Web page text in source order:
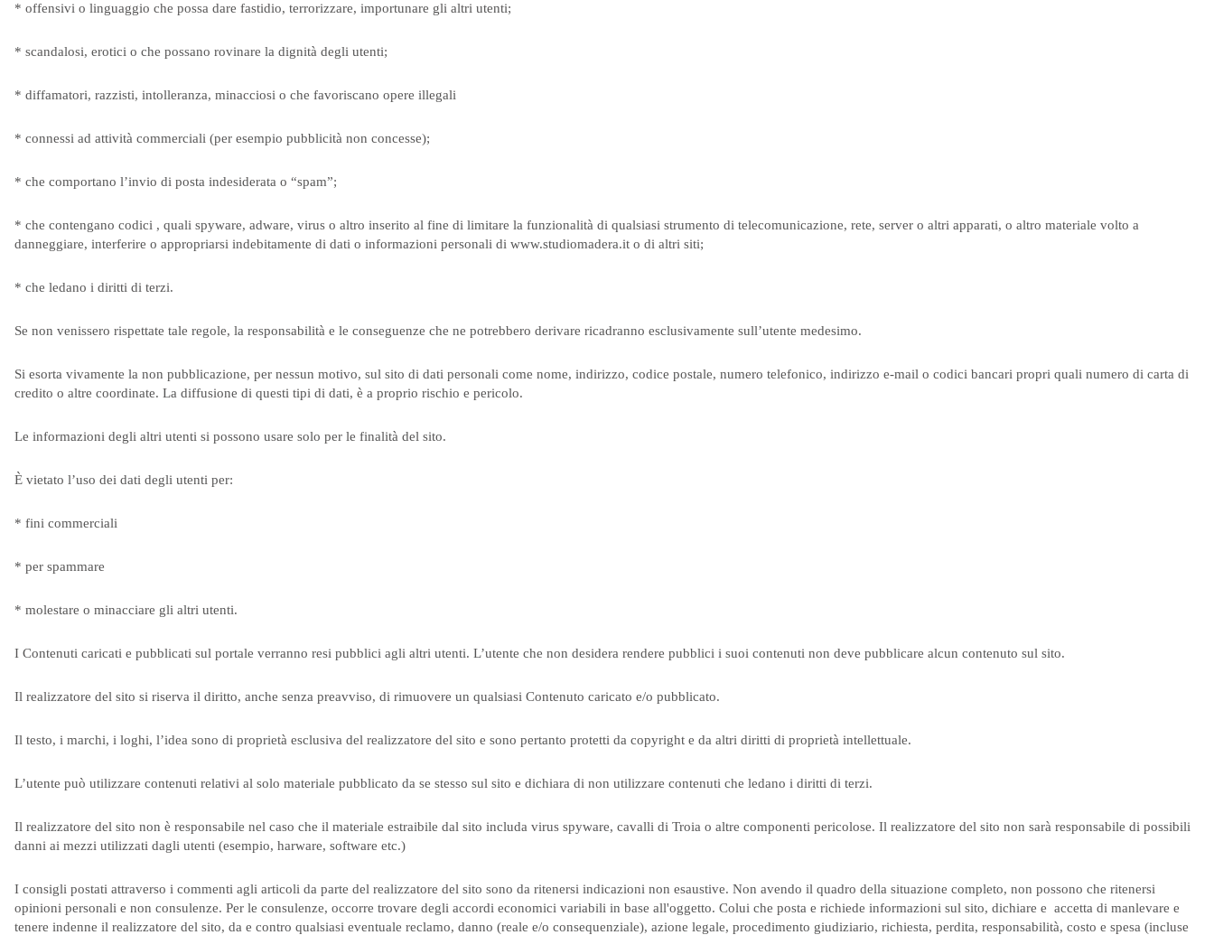
* offensivi o linguaggio che possa dare fastidio, terrorizzare, importunare gli altri utenti;
* scandalosi, erotici o che possano rovinare la dignità degli utenti;
* diffamatori, razzisti, intolleranza, minacciosi o che favoriscano opere illegali
* connessi ad attività commerciali (per esempio pubblicità non concesse);
* che comportano l’invio di posta indesiderata o “spam”;
* che contengano codici , quali spyware, adware, virus o altro inserito al fine di limitare la funzionalità di qualsiasi strumento di telecomunicazione, rete, server o altri apparati, o altro materiale volto a
danneggiare, interferire o appropriarsi indebitamente di dati o informazioni personali di www.studiomadera.it o di altri siti;
* che ledano i diritti di terzi.
Se non venissero rispettate tale regole, la responsabilità e le conseguenze che ne potrebbero derivare ricadranno esclusivamente sull’utente medesimo.
Si esorta vivamente la non pubblicazione, per nessun motivo, sul sito di dati personali come nome, indirizzo, codice postale, numero telefonico, indirizzo e-mail o codici bancari propri quali numero di carta di
credito o altre coordinate. La diffusione di questi tipi di dati, è a proprio rischio e pericolo.
Le informazioni degli altri utenti si possono usare solo per le finalità del sito.
È vietato l’uso dei dati degli utenti per:
* fini commerciali
* per spammare
* molestare o minacciare gli altri utenti.
I Contenuti caricati e pubblicati sul portale verranno resi pubblici agli altri utenti. L’utente che non desidera rendere pubblici i suoi contenuti non deve pubblicare alcun contenuto sul sito.
Il realizzatore del sito si riserva il diritto, anche senza preavviso, di rimuovere un qualsiasi Contenuto caricato e/o pubblicato.
Il testo, i marchi, i loghi, l’idea sono di proprietà esclusiva del realizzatore del sito e sono pertanto protetti da copyright e da altri diritti di proprietà intellettuale.
L’utente può utilizzare contenuti relativi al solo materiale pubblicato da se stesso sul sito e dichiara di non utilizzare contenuti che ledano i diritti di terzi.
Il realizzatore del sito non è responsabile nel caso che il materiale estraibile dal sito includa virus spyware, cavalli di Troia o altre componenti pericolose. Il realizzatore del sito non sarà responsabile di possibili
danni ai mezzi utilizzati dagli utenti (esempio, harware, software etc.)
I consigli postati attraverso i commenti agli articoli da parte del realizzatore del sito sono da ritenersi indicazioni non esaustive. Non avendo il quadro della situazione completo, non possono che ritenersi
opinioni personali e non consulenze. Per le consulenze, occorre trovare degli accordi economici variabili in base all'oggetto. Colui che posta e richiede informazioni sul sito, dichiare e accetta di manlevare e
tenere indenne il realizzatore del sito, da e contro qualsiasi eventuale reclamo, danno (reale e/o consequenziale), azione legale, procedimento giudiziario, richiesta, perdita, responsabilità, costo e spesa (incluse